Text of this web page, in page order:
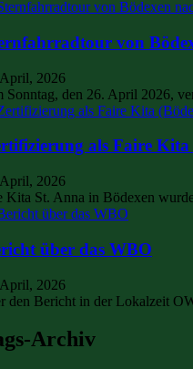
von
2026
Sonntag, den 26. April 2026,
als Faire Kita
2026
Kita St. Anna in Bödexen
über das WBO
2026
den Bericht in der Lokalzeit
Archiv